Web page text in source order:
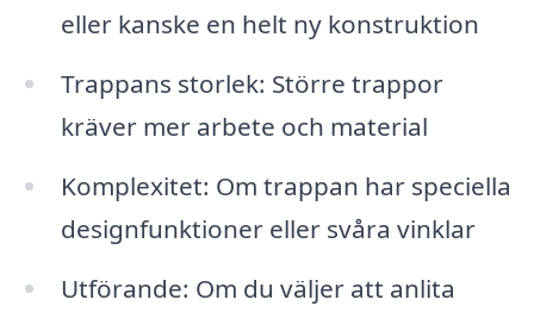
eller kanske en helt ny konstruktion
Trappans storlek: Större trappor
kräver mer arbete och material
Komplexitet: Om trappan har speciella
designfunktioner eller svåra vinklar
Utförande: Om du väljer att anlita